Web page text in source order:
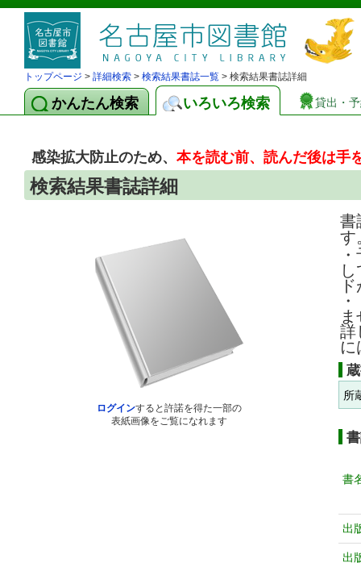
トップページ > 詳細検索 > 検索結果書誌一覧 > 検索結果書誌詳細
かんたん検索 いろいろ検索 貸出・
感染拡大防止のため、本を読む前、読んだ後は手
検索結果書誌詳細
ログインすると許諾を得た一部の
表紙画像をご覧になれます
書
す
詳
に
所
書
出
出